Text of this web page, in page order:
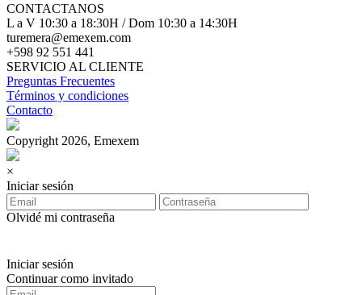
CONTACTANOS
L a V 10:30 a 18:30H / Dom 10:30 a 14:30H
turemera@emexem.com
+598 92 551 441
SERVICIO AL CLIENTE
Preguntas Frecuentes
Términos y condiciones
Contacto
Copyright 2026, Emexem
×
Iniciar sesión
Olvidé mi contraseña
Iniciar sesión
Continuar como invitado